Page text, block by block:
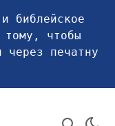
библейское
тому, чтобы
через печатну